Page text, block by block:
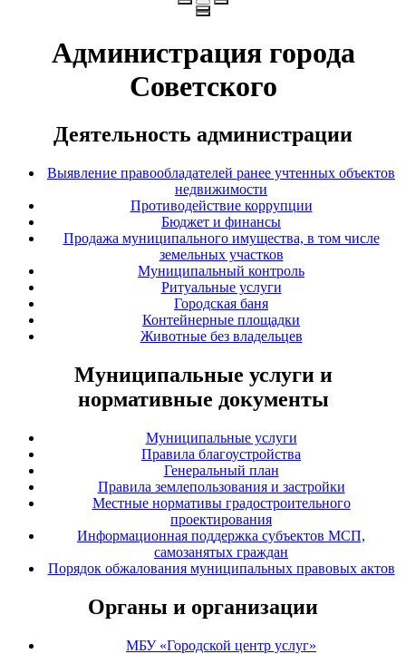
Администрация города
Советского
Деятельность администрации
Выявление правообладателей ранее учтенных объектов
недвижимости
Противодействие коррупции
Бюджет и финансы
Продажа муниципального имущества, в том числе
земельных участков
Муниципальный контроль
Ритуальные услуги
Городская баня
Контейнерные площадки
Животные без владельцев
Муниципальные услуги и
нормативные документы
Муниципальные услуги
Правила благоустройства
Генеральный план
Правила землепользования и застройки
Местные нормативы градостроительного
проектирования
Информационная поддержка субъектов МСП,
самозанятых граждан
Порядок обжалования муниципальных правовых актов
Органы и организации
МБУ «Городской центр услуг»